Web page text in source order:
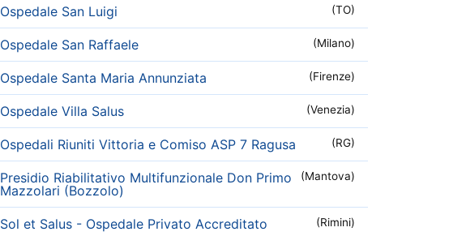
Ospedale San Luigi (TO)
Ospedale San Raffaele (Milano)
Ospedale Santa Maria Annunziata (Firenze)
Ospedale Villa Salus (Venezia)
Ospedali Riuniti Vittoria e Comiso ASP 7 Ragusa (RG)
Presidio Riabilitativo Multifunzionale Don Primo
Mazzolari (Bozzolo)
(Mantova)
Sol et Salus - Ospedale Privato Accreditato (Rimini)